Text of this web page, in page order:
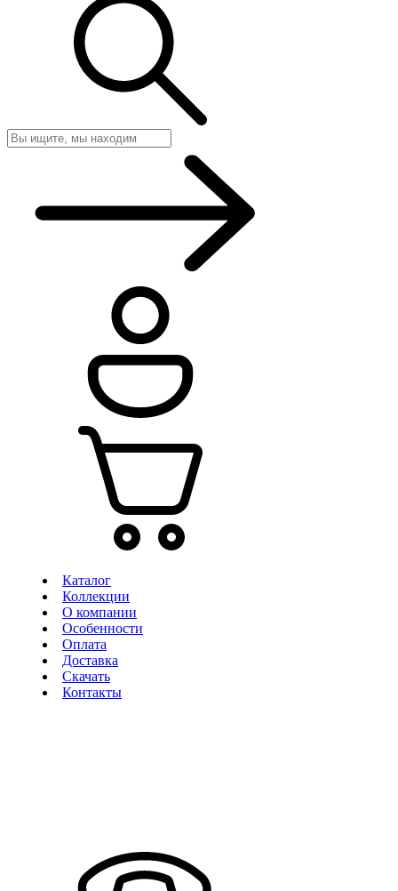
Каталог
Коллекции
О компании
Особенности
Оплата
Доставка
Скачать
Контакты